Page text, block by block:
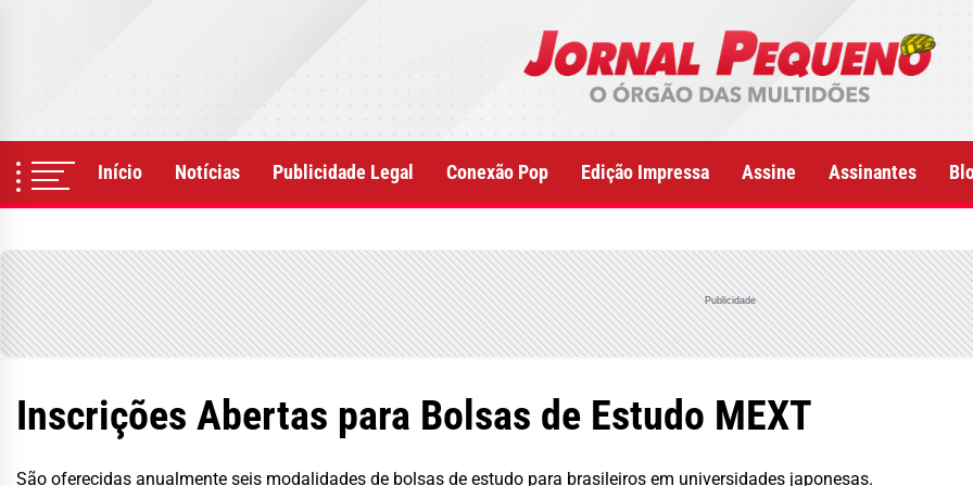
Início Notícias Publicidade Legal Conexão Pop Edição Impressa Assine Assinantes
Publicidade
Inscrições Abertas para Bolsas de Estudo MEXT
São oferecidas anualmente seis modalidades de bolsas de estudo para brasileiros em universidades japonesas.